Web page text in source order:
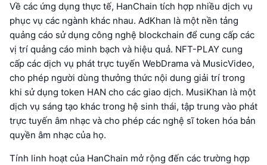
Về các ứng dụng thực tế, HanChain tích hợp nhiều dịch vụ
phục vụ các ngành khác nhau. AdKhan là một nền tảng
quảng cáo sử dụng công nghệ blockchain để cung cấp các
vị trí quảng cáo minh bạch và hiệu quả. NFT-PLAY cung
cấp các dịch vụ phát trực tuyến WebDrama và MusicVideo,
cho phép người dùng thưởng thức nội dung giải trí trong
khi sử dụng token HAN cho các giao dịch. MusiKhan là một
dịch vụ sáng tạo khác trong hệ sinh thái, tập trung vào phát
trực tuyến âm nhạc và cho phép các nghệ sĩ token hóa bản
quyền âm nhạc của họ.
Tính linh hoạt của HanChain mở rộng đến các trường hợp